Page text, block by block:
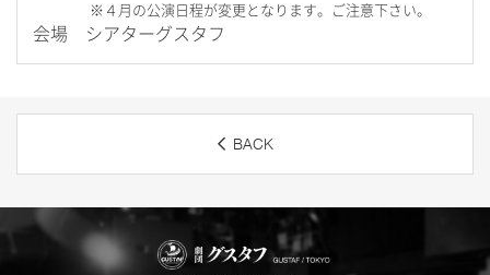
※４月の公演日程が変更となります。ご注意下さい。
会場 シアターグスタフ
BACK